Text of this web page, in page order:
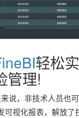
轻松
管理!
说，非技术人员也
视化报表，解放了